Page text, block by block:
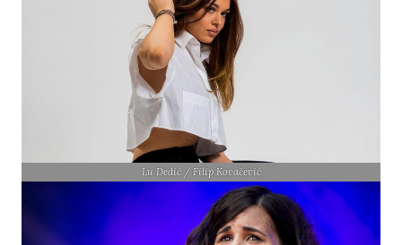
Lu Dedić / Filip Kovačević